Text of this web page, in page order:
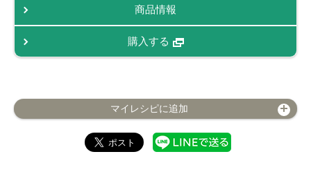
商品情報
購入する
マイレシピに追加